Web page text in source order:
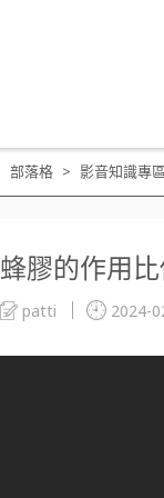
部落格 影音知識專區
蜂膠的作用
patti 2024-